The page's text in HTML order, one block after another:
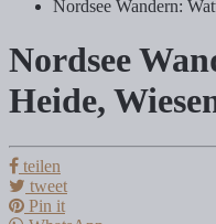
Nordsee Wandern:
Nordsee
Tanja Klindworth
Nordsee
Heide,
teilen
tweet
Pin it